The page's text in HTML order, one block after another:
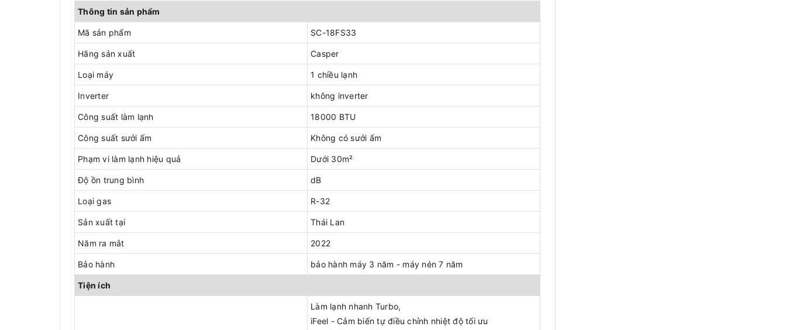
Thông tin sản phẩm
Mã sản phẩm SC-18FS33
Hãng sản xuất Casper
Loại máy 1 chiều lạnh
Inverter không inverter
Công suất làm lạnh 18000 BTU
Công suất sưởi ấm Không có sưởi ấm
Phạm vi làm lạnh hiệu quả Dưới 30m²
Độ ồn trung bình dB
Loại gas R-32
Sản xuất tại Thái Lan
Năm ra mắt 2022
Bảo hành bảo hành máy 3 năm - máy nén 7 năm
Tiện ích
Làm lạnh nhanh Turbo,
iFeel - Cảm biến tự điều chỉnh nhiệt độ tối ưu